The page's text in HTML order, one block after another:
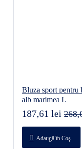
Bluza sport pentru
alb marimea L
187,61 lei
Adaugă în Coş